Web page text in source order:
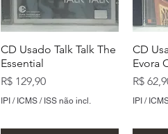
CD Usado Talk Talk The
Essential
Preço
R$ 129,90
IPI / ICMS / ISS não incl.
CD
Evora
Preço
R$
IPI /